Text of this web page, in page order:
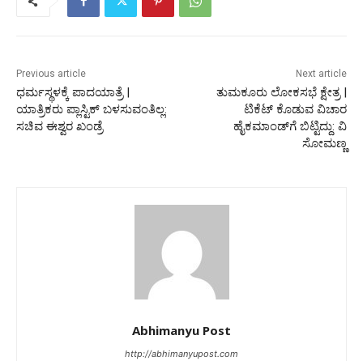
Previous article
ಧರ್ಮಸ್ಥಳಕ್ಕೆ ಪಾದಯಾತ್ರೆ |
ಯಾತ್ರಿಕರು ಪ್ಲಾಸ್ಟಿಕ್ ಬಳಸುವಂತಿಲ್ಲ:
ಸಚಿವ ಈಶ್ವರ ಖಂಡ್ರೆ
Next article
ತುಮಕೂರು ಲೋಕಸಭೆ ಕ್ಷೇತ್ರ |
ಟಿಕೆಟ್‌ ಕೊಡುವ ವಿಚಾರ
ಹೈಕಮಾಂಡ್‌ಗೆ ಬಿಟ್ಟಿದ್ದು: ವಿ
ಸೋಮಣ್ಣ
Abhimanyu Post
http://abhimanyupost.com